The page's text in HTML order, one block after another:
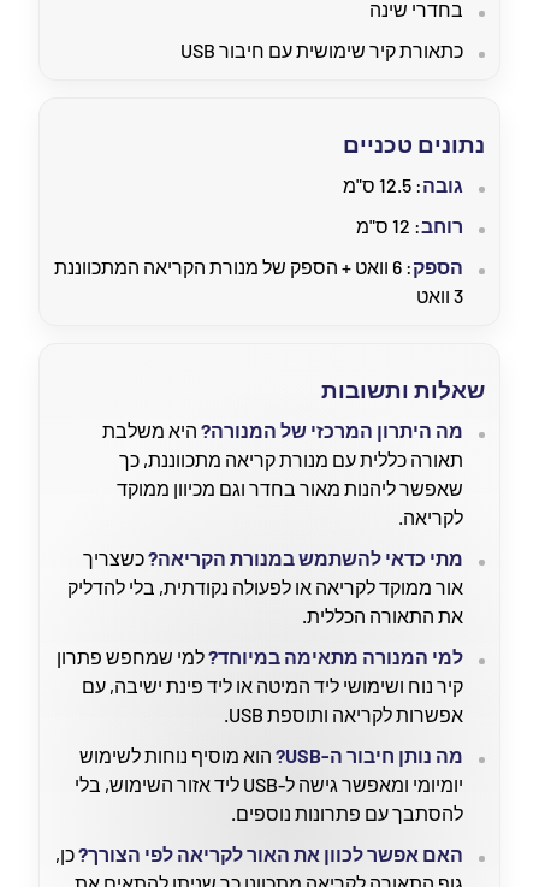
בחדרי שינה
כתאורת קיר שימושית עם חיבור USB
נתונים טכניים
גובה: 12.5 ס"מ
רוחב: 12 ס"מ
הספק
: 6 וואט + הספק של מנורת הקריאה המתכווננת
3 וואט
שאלות ותשובות
מה היתרון המרכזי של המנורה? היא משלבת
תאורה כללית עם מנורת קריאה מתכווננת, כך
שאפשר ליהנות מאור בחדר וגם מכיוון ממוקד
לקריאה.
מתי כדאי להשתמש במנורת הקריאה?כשצריך
אור ממוקד לקריאה או לפעולה נקודתית, בלי להדליק
את התאורה הכללית.
למי המנורה מתאימה במיוחד?למי שמחפש פתרון
קיר נוח ושימושי ליד המיטה או ליד פינת ישיבה, עם
אפשרות לקריאה ותוספת USB.
מה נותן חיבור ה-USB?
הוא מוסיף נוחות לשימוש
יומיומי ומאפשר גישה ל-USB ליד אזור השימוש, בלי
להסתבך עם פתרונות נוספים.
האם אפשר לכוון את האור לקריאה לפי הצורך?כן,